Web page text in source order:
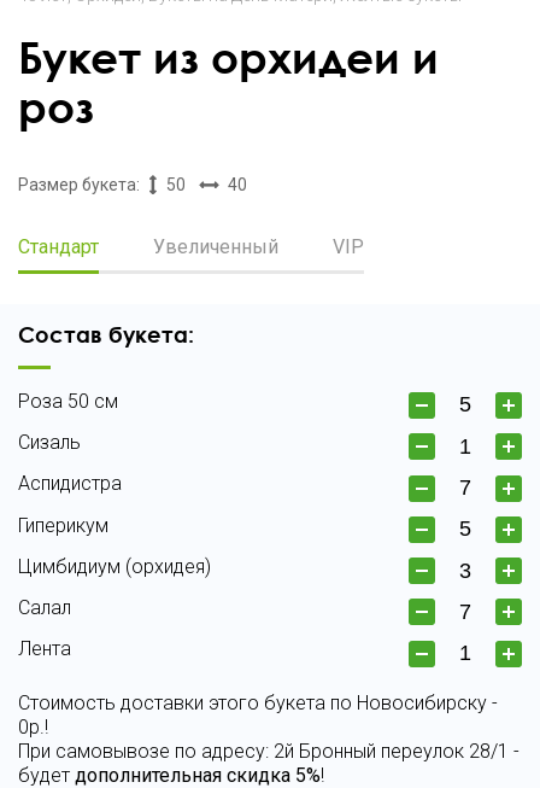
Букет из орхидеи и
роз
Размер букета: 50 40
Стандарт Увеличенный VIP
Состав букета:
Роза 50 см
Сизаль
Аспидистра
Гиперикум
Цимбидиум (орхидея)
Салал
Лента
Стоимость доставки этого букета по Новосибирску -
0р.!
При самовывозе по адресу: 2й Бронный переулок 28/1 -
будет дополнительная скидка 5%!